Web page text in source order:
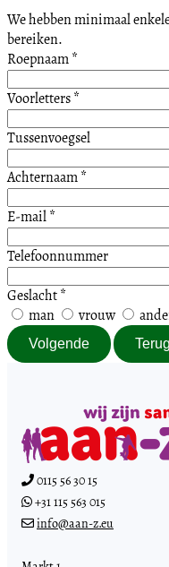
We hebben minimaal
bereiken.
Roepnaam*
Voorletters*
Tussenvoegsel
Achternaam*
E-mail*
Telefoonnummer
Geslacht*
man
vrouw
Volgende Terug
0115 56 30 15
+31 115 563 015
info@aan-z.eu